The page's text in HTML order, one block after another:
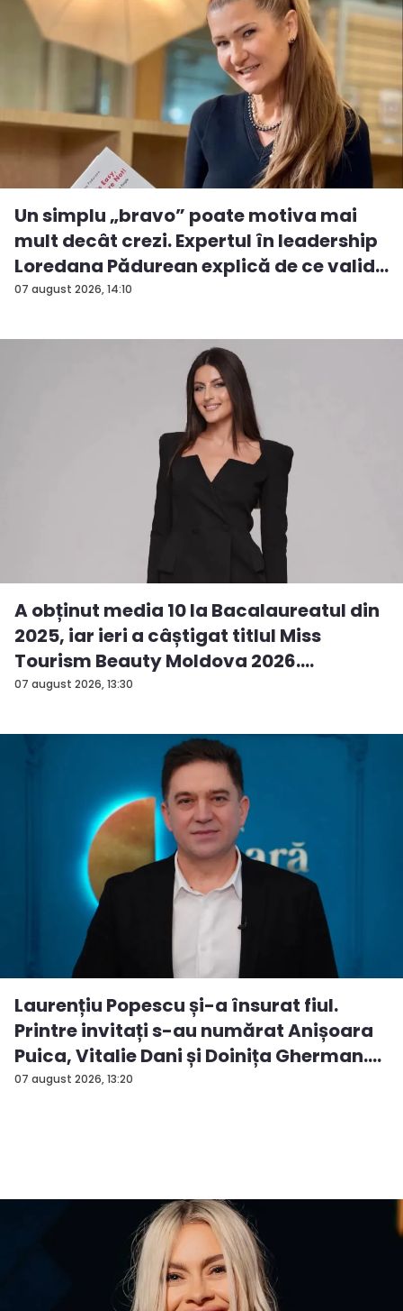
07 august 2026, 14:10
Un simplu „bravo” poate motiva mai
mult decât crezi. Expertul în leadership
Loredana Pădurean explică de ce valid...
07 august 2026, 13:30
A obținut media 10 la Bacalaureatul din
2025, iar ieri a câștigat titlul Miss
Tourism Beauty Moldova 2026.
Andreea...
07 august 2026, 13:20
Laurențiu Popescu și-a însurat fiul.
Printre invitați s-au numărat Anișoara
Puica, Vitalie Dani și Doinița Gherman.
P...